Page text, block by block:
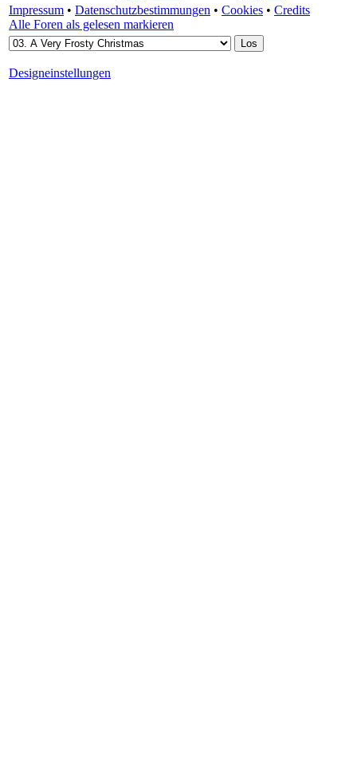
Impressum • Datenschutzbestimmungen • Cookies • Credits
Alle Foren als gelesen markieren
Designeinstellungen